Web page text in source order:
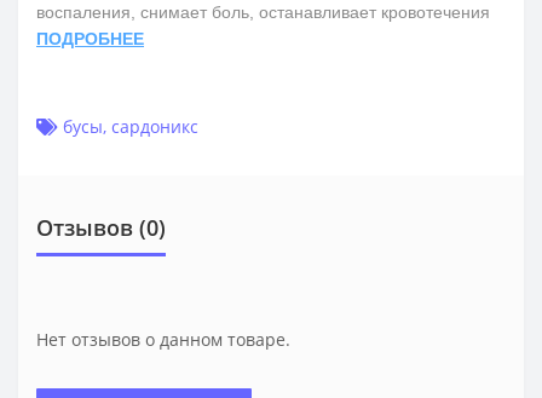
воспаления, снимает боль, останавливает кровотечения
ПОДРОБНЕЕ
бусы, сардоникс
Отзывов (0)
Нет отзывов о данном товаре.